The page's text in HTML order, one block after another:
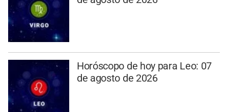
Horóscopo de hoy para Leo: 07
de agosto de 2026